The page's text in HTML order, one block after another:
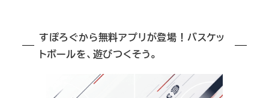
すぽろぐから無料アプリが登場！バスケッ
トボールを、遊びつくそう。